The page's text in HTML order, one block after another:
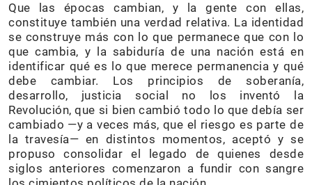
Que las épocas cambian, y la gente con ellas,
constituye también una verdad relativa. La identidad
se construye más con lo que permanece que con lo
que cambia, y la sabiduría de una nación está en
identificar qué es lo que merece permanencia y qué
debe cambiar. Los principios de soberanía,
desarrollo, justicia social no los inventó la
Revolución, que si bien cambió todo lo que debía ser
cambiado —y a veces más, que el riesgo es parte de
la travesía— en distintos momentos, aceptó y se
propuso consolidar el legado de quienes desde
siglos anteriores comenzaron a fundir con sangre